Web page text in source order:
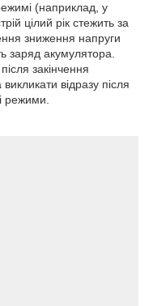
(наприклад, у
цілий рік стежить за
зниження напруги
заряд акумулятора.
закінчення
відразу після
режими.